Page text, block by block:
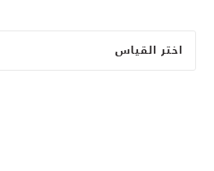
اختر القياس